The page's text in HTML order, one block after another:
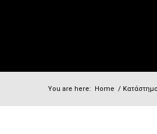
You are here: Home /